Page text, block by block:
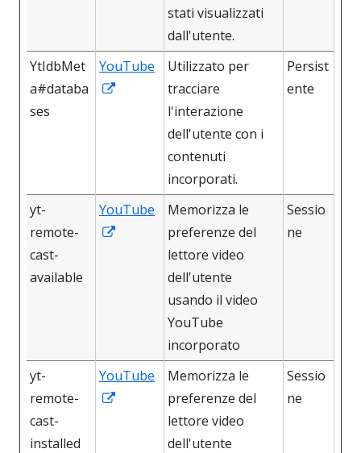
stati visualizzati
dall'utente.
YtIdbMet
a#databa
ses
YouTube
Utilizzato per
tracciare
l'interazione
dell'utente con i
contenuti
incorporati.
Persist
ente
yt-
remote-
cast-
available
YouTube
Memorizza le
preferenze del
lettore video
dell'utente
usando il video
YouTube
incorporato
Sessio
ne
yt-
remote-
cast-
installed
YouTube
Memorizza le
preferenze del
lettore video
dell'utente
Sessio
ne